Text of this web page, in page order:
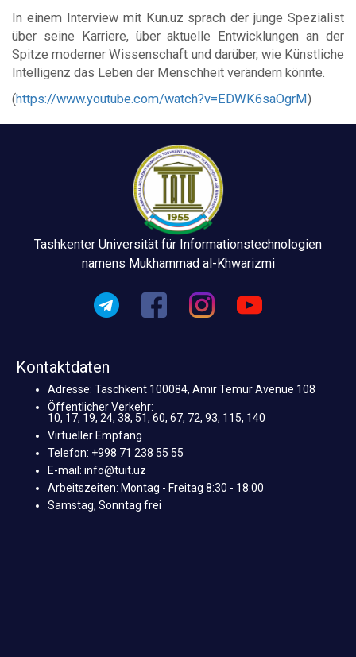
In einem Interview mit Kun.uz sprach der junge Spezialist
über seine Karriere, über aktuelle Entwicklungen an der
Spitze moderner Wissenschaft und darüber, wie Künstliche
Intelligenz das Leben der Menschheit verändern könnte.
(https://www.youtube.com/watch?v=EDWK6saOgrM)
Tashkenter Universität für Informationstechnologien
namens Mukhammad al-Khwarizmi
Kontaktdaten
Adresse: Taschkent 100084, Amir Temur Avenue 108
Öffentlicher Verkehr:
10, 17, 19, 24, 38, 51, 60, 67, 72, 93, 115, 140
Virtueller Empfang
Telefon: +998 71 238 55 55
E-mail: info@tuit.uz
Arbeitszeiten: Montag - Freitag 8:30 - 18:00
Samstag, Sonntag frei